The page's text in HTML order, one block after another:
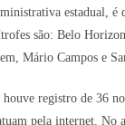
estadual, é
são: Belo
Mário Campos e
registro de 36
pela internet. No